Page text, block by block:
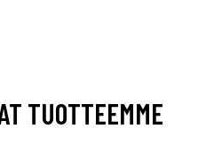
TUOTTEEMME